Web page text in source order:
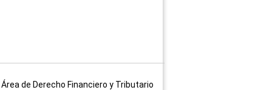
de Derecho Financiero y Tributario